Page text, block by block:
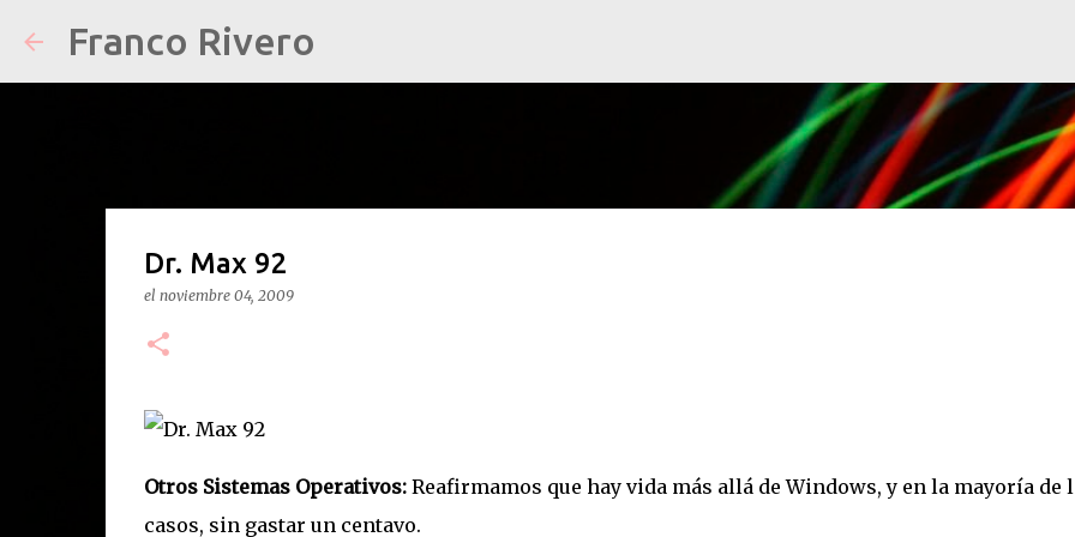
Franco Rivero
Dr. Max 92
el noviembre 04, 2009
Otros Sistemas Operativos:Reafirmamos que hay vida más allá de Windows, y en la mayoría de
casos, sin gastar un centavo.